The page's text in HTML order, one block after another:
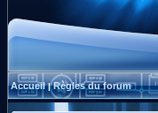
Accueil|Règles du forum